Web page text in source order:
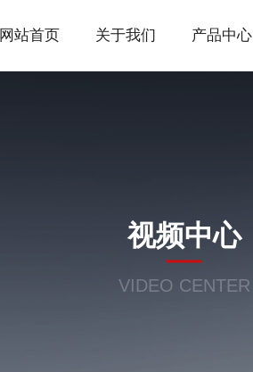
网站首页 关于我们 产品中心
视频中心
VIDEO CENTER